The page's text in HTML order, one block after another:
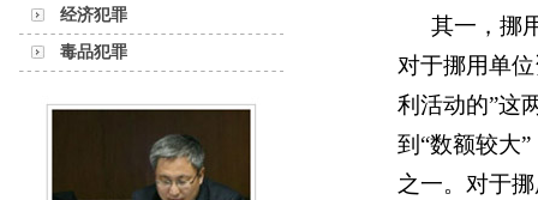
经济犯罪
毒品犯罪
其一，挪
对于挪用单
利活动的”这
到“数额较大
之一。对于